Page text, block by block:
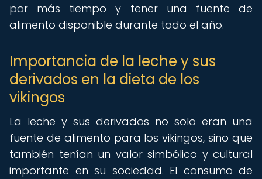
por más tiempo y tener una fuente de
alimento disponible durante todo el año.
Importancia de la leche y sus
derivados en la dieta de los
vikingos
La leche y sus derivados no solo eran una
fuente de alimento para los vikingos, sino que
también tenían un valor simbólico y cultural
importante en su sociedad. El consumo de